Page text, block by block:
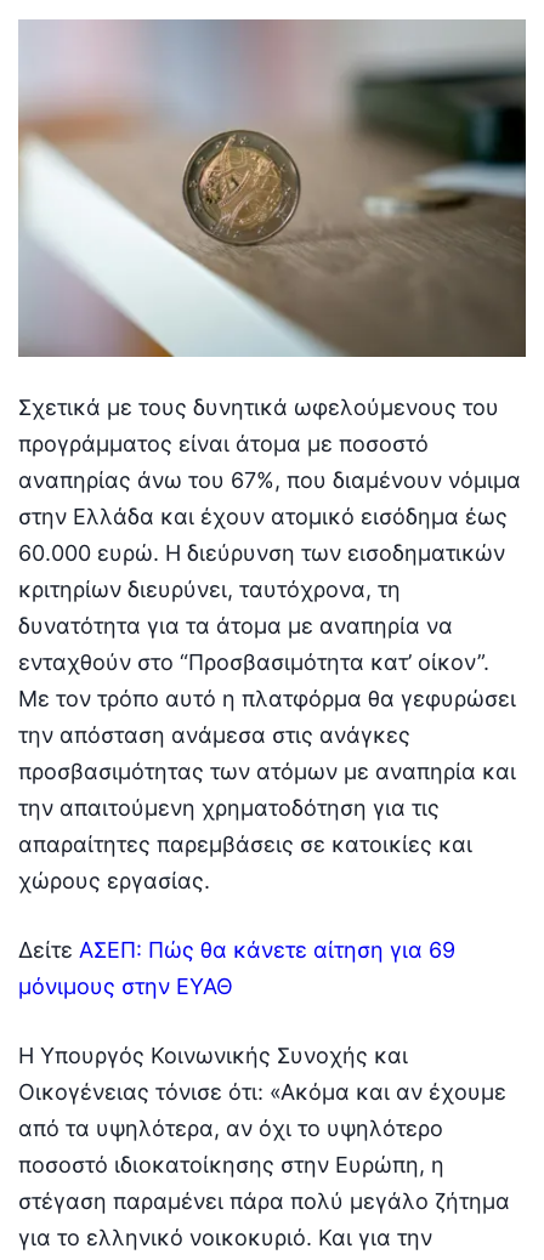
Σχετικά με τους δυνητικά ωφελούμενους του
προγράμματος είναι άτομα με ποσοστό
αναπηρίας άνω του 67%, που διαμένουν νόμιμα
στην Ελλάδα και έχουν ατομικό εισόδημα έως
60.000 ευρώ. Η διεύρυνση των εισοδηματικών
κριτηρίων διευρύνει, ταυτόχρονα, τη
δυνατότητα για τα άτομα με αναπηρία να
ενταχθούν στο “Προσβασιμότητα κατ’ οίκον”.
Με τον τρόπο αυτό η πλατφόρμα θα γεφυρώσει
την απόσταση ανάμεσα στις ανάγκες
προσβασιμότητας των ατόμων με αναπηρία και
την απαιτούμενη χρηματοδότηση για τις
απαραίτητες παρεμβάσεις σε κατοικίες και
χώρους εργασίας.
Δείτε ΑΣΕΠ: Πώς θα κάνετε αίτηση για 69
μόνιμους στην ΕΥΑΘ
Η Υπουργός Κοινωνικής Συνοχής και
Οικογένειας τόνισε ότι: «Ακόμα και αν έχουμε
από τα υψηλότερα, αν όχι το υψηλότερο
ποσοστό ιδιοκατοίκησης στην Ευρώπη, η
στέγαση παραμένει πάρα πολύ μεγάλο ζήτημα
για το ελληνικό νοικοκυριό. Και για την